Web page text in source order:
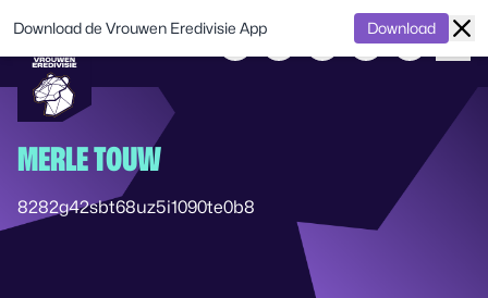
MERLE TOUW
8282g42sbt68uz5i1090te0b8
Download de Vrouwen Eredivisie App Download